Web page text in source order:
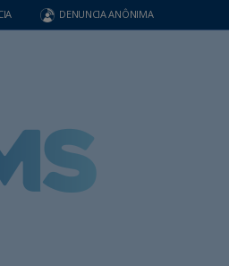
DENUNCIA ANÔNIMA